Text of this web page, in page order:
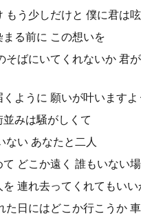
もう少しだけと 僕に君は呟
る前に この想いを
そばにいてくれないか 君
ように 願いが叶いますよ
みは騒がしくて
ない あなたと二人
どこか遠く 誰もいない
連れ去ってくれてもいい
た日にはどこか行こうか